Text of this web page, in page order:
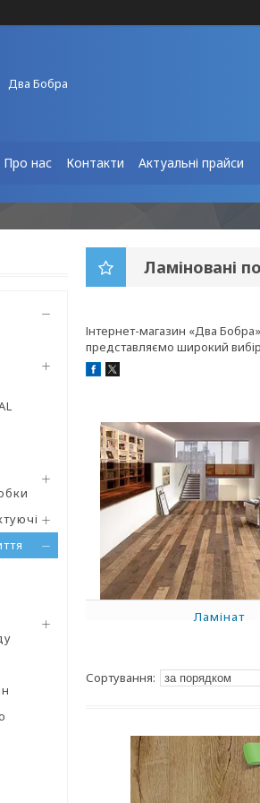
Два Бобра
Про нас Контакти Актуальні прайси
Ламіновані
Інтернет-магазин «Два
представляємо широкий вибір
Ламінат